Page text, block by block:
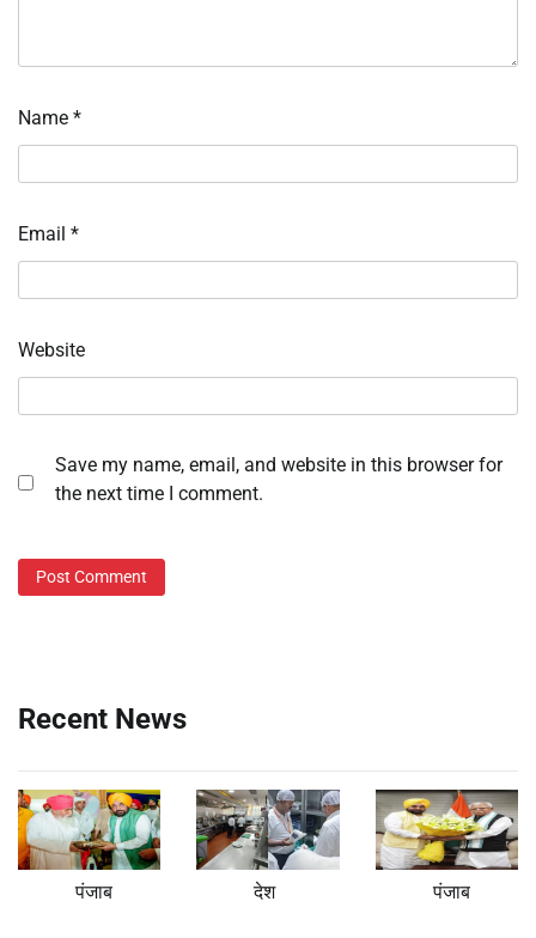
Name *
Email *
Website
Save my name, email, and website in this browser for
the next time I comment.
Recent News
पंजाब देश पंजाब